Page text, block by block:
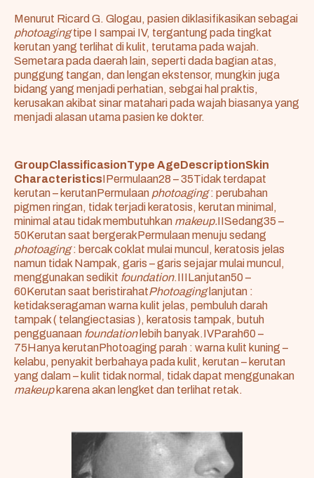
Menurut Ricard G. Glogau, pasien diklasifikasikan sebagai
photoagingtipe I sampai IV, tergantung pada tingkat
kerutan yang terlihat di kulit, terutama pada wajah.
Semetara pada daerah lain, seperti dada bagian atas,
punggung tangan, dan lengan ekstensor, mungkin juga
bidang yang menjadi perhatian, sebgai hal praktis,
kerusakan akibat sinar matahari pada wajah biasanya yang
menjadi alasan utama pasien ke dokter.
GroupClassificasionType AgeDescriptionSkin
CharacteristicsIPermulaan28 – 35Tidak terdapat
kerutan – kerutanPermulaan photoaging: perubahan
pigmen ringan, tidak terjadi keratosis, kerutan minimal,
minimal atau tidak membutuhkan makeup.IISedang35 –
50Kerutan saat bergerakPermulaan menuju sedang
photoaging: bercak coklat mulai muncul, keratosis jelas
namun tidak Nampak, garis – garis sejajar mulai muncul,
menggunakan sedikit foundation.IIILanjutan50 –
60Kerutan saat beristirahatPhotoaging lanjutan :
ketidakseragaman warna kulit jelas, pembuluh darah
tampak ( telangiectasias ), keratosis tampak, butuh
pengguanaan foundationlebih banyak.IVParah60 –
75Hanya kerutanPhotoaging parah : warna kulit kuning –
kelabu, penyakit berbahaya pada kulit, kerutan – kerutan
yang dalam – kulit tidak normal, tidak dapat menggunakan
makeupkarena akan lengket dan terlihat retak.